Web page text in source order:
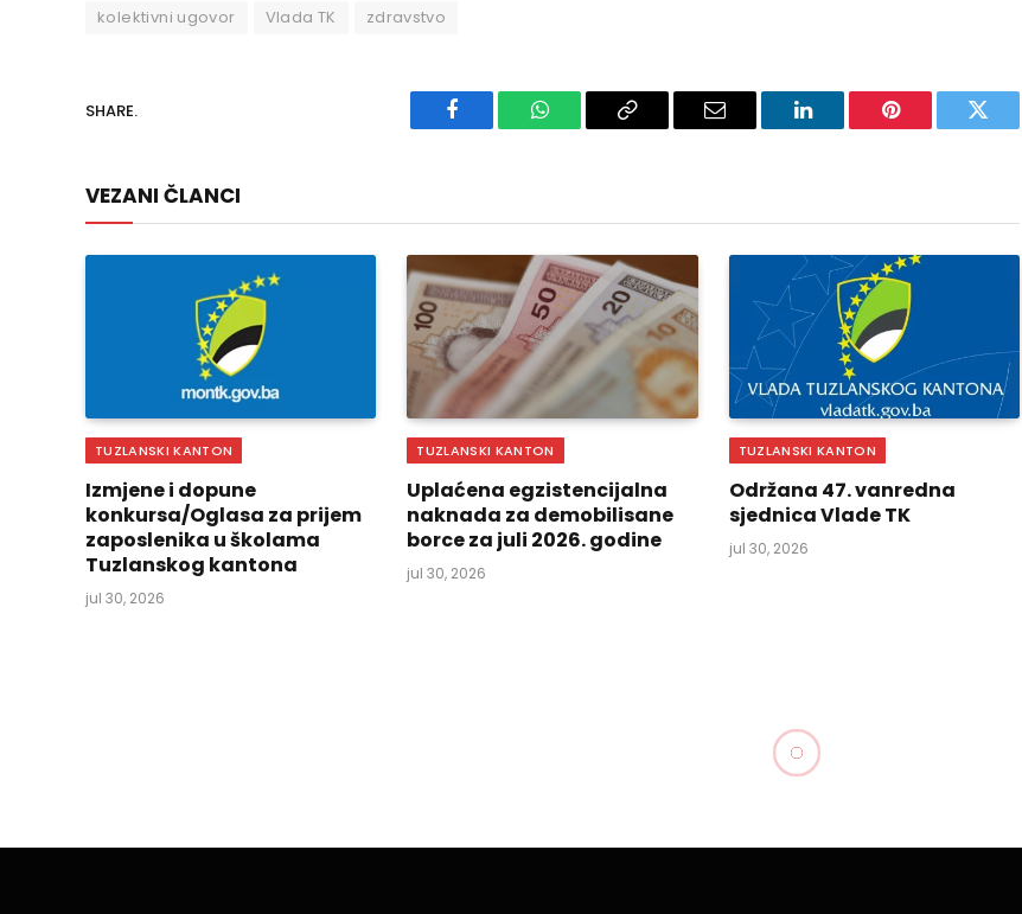
kolektivni ugovor Vlada TK zdravstvo
SHARE.
Facebook WhatsAppCopy
Email LinkedIn Pinterest
VEZANI ČLANCI
TUZLANSKI KANTON
Izmjene i dopune
konkursa/Oglasa za prijem
zaposlenika u školama
Tuzlanskog kantona
jul 30, 2026
TUZLANSKI KANTON
Uplaćena egzistencijalna
naknada za demobilisane
borce za juli 2026. godine
jul 30, 2026
TUZLANSKI KANTON
Održana 47. vanredna
sjednica Vlade TK
jul 30, 2026